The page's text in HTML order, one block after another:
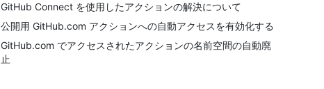
GitHub Connect を使用したアクションの解決について
公開用 GitHub.com アクションへの自動アクセスを有効化する
GitHub.com でアクセスされたアクションの名前空間の自動廃
止